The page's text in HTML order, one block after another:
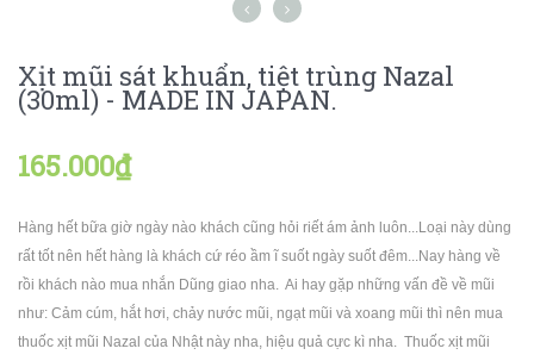
Xịt mũi sát khuẩn, tiệt trùng Nazal
(30ml) - MADE IN JAPAN.
165.000₫
Hàng hết bữa giờ ngày nào khách cũng hỏi riết ám ảnh luôn...Loại này dùng
rất tốt nên hết hàng là khách cứ réo ầm ĩ suốt ngày suốt đêm...Nay hàng về
rồi khách nào mua nhắn Dũng giao nha. Ai hay gặp những vấn đề về mũi
như: Cảm cúm, hắt hơi, chảy nước mũi, ngạt mũi và xoang mũi thì nên mua
thuốc xịt mũi Nazal của Nhật này nha, hiệu quả cực kì nha. Thuốc xịt mũi